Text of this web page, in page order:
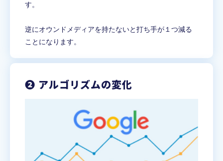
す。
逆にオウンドメディアを持たないと打ち手が１つ減る
ことになります。
❷ アルゴリズムの変化